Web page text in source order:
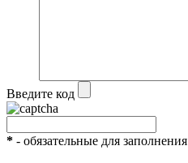
Введите код
* - обязательные для заполнения